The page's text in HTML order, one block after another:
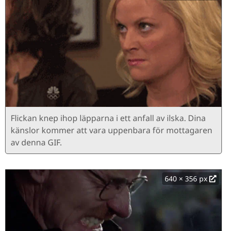
Flickan knep ihop läpparna i ett anfall av ilska. Dina
känslor kommer att vara uppenbara för mottagaren
av denna GIF.
640 × 356 px